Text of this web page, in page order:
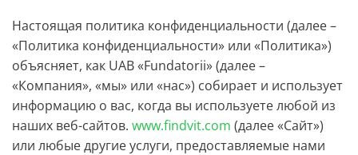
Настоящая политика конфиденциальности (далее –
«Политика конфиденциальности» или «Политика»)
объясняет, как UAB «Fundatorii» (далее –
«Компания», «мы» или «нас») собирает и использует
информацию о вас, когда вы используете любой из
наших веб-сайтов. www.findvit.com (далее «Сайт»)
или любые другие услуги, предоставляемые нами